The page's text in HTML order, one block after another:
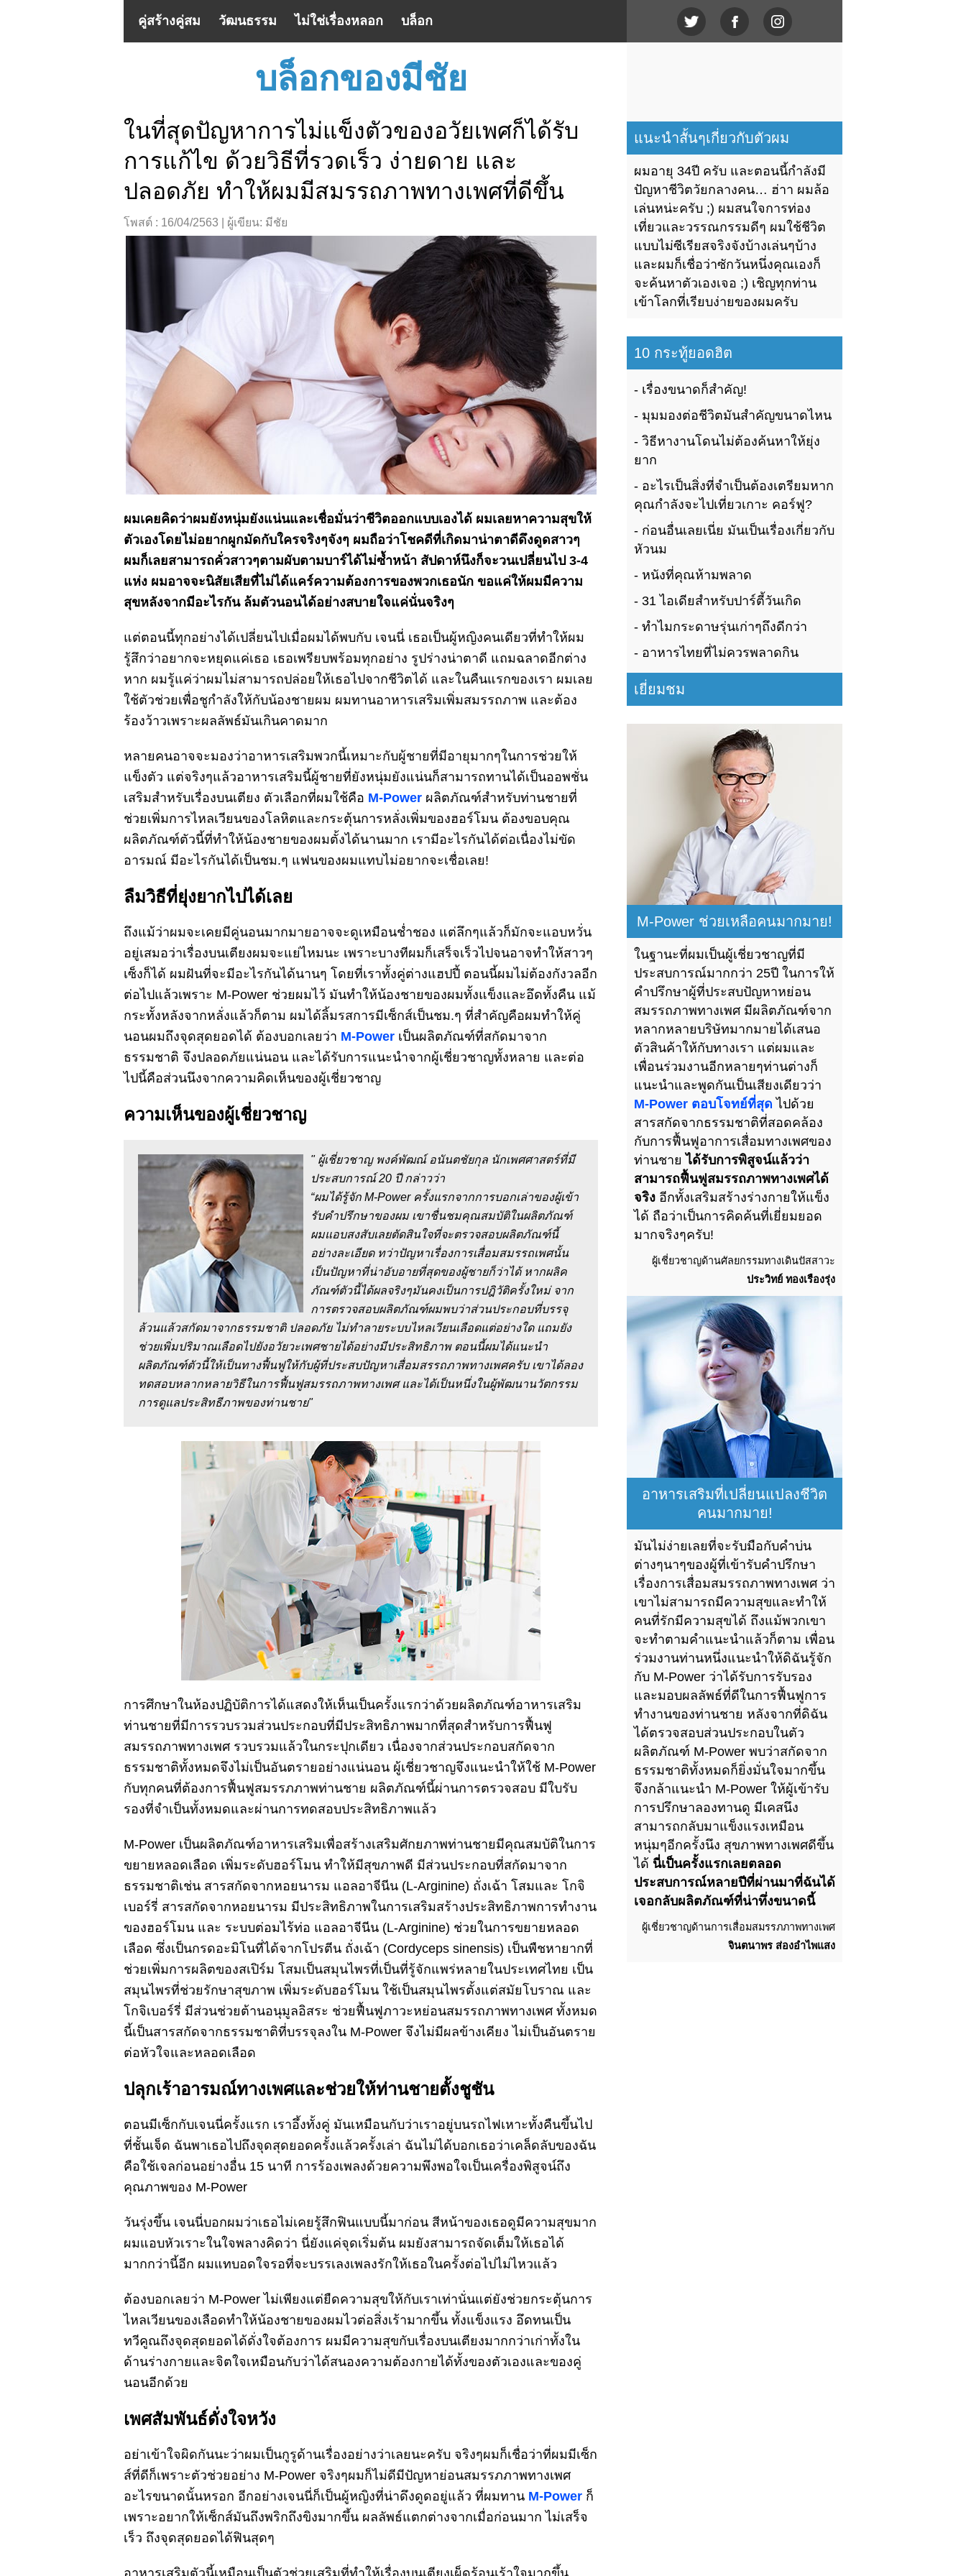
คู่สร้างคู่สม วัฒนธรรม ไม่ใช่เรื่องหลอก บล็อก
บล็อกของมีชัย
ในที่สุดปัญหาการไม่แข็งตัวของอวัยเพศก็ได้รับ
การแก้ไข ด้วยวิธีที่รวดเร็ว ง่ายดาย และ
ปลอดภัย ทำให้ผมมีสมรรถภาพทางเพศที่ดีขึ้น
โพสต์ : 16/04/2563 | ผู้เขียน: มีชัย
ผมเคยคิดว่าผมยังหนุ่มยังแน่นและเชื่อมั่นว่าชีวิตออกแบบเองได้ ผมเลยหาความสุขให้
ตัวเองโดยไม่อยากผูกมัดกับใครจริงๆจังๆ ผมถือว่าโชคดีที่เกิดมาน่าตาดีดึงดูดสาวๆ
ผมก็เลยสามารถคั่วสาวๆตามผับตามบาร์ได้ไม่ซ้ำหน้า สัปดาห์นึงก็จะวนเปลี่ยนไป 3-4
แห่ง ผมอาจจะนิสัยเสียที่ไม่ได้แคร์ความต้องการของพวกเธอนัก ขอแค่ให้ผมมีความ
สุขหลังจากมีอะไรกัน ล้มตัวนอนได้อย่างสบายใจแค่นั่นจริงๆ
แต่ตอนนี้ทุกอย่างได้เปลี่ยนไปเมื่อผมได้พบกับ เจนนี่ เธอเป็นผู้หญิงคนเดียวที่ทำให้ผม
รู้สึกว่าอยากจะหยุดแค่เธอ เธอเพรียบพร้อมทุกอย่าง รูปร่างน่าตาดี แถมฉลาดอีกต่าง
หาก ผมรู้แค่ว่าผมไม่สามารถปล่อยให้เธอไปจากชีวิตได้ และในคืนแรกของเรา ผมเลย
ใช้ตัวช่วยเพื่อชูกำลังให้กับน้องชายผม ผมทานอาหารเสริมเพิ่มสมรรถภาพ และต้อง
ร้องว้าวเพราะผลลัพธ์มันเกินคาดมาก
หลายคนอาจจะมองว่าอาหารเสริมพวกนี้เหมาะกับผู้ชายที่มีอายุมากๆในการช่วยให้
แข็งตัว แต่จริงๆแล้วอาหารเสริมนี้ผู้ชายที่ยังหนุ่มยังแน่นก็สามารถทานได้เป็นออพชั่น
เสริมสำหรับเรื่องบนเตียง ตัวเลือกที่ผมใช้คือ M-Power ผลิตภัณฑ์สำหรับท่านชายที่
ช่วยเพิ่มการไหลเวียนของโลหิตและกระตุ้นการหลั่งเพิ่มของฮอร์โมน ต้องขอบคุณ
ผลิตภัณฑ์ตัวนี้ที่ทำให้น้องชายของผมตั้งได้นานมาก เรามีอะไรกันได้ต่อเนื่องไม่ขัด
อารมณ์ มีอะไรกันได้เป็นชม.ๆ แฟนของผมแทบไม่อยากจะเชื่อเลย!
ลืมวิธีที่ยุ่งยากไปได้เลย
ถึงแม้ว่าผมจะเคยมีคู่นอนมากมายอาจจะดูเหมือนช่ำชอง แต่ลึกๆแล้วก็มักจะแอบหวั่น
อยู่เสมอว่าเรื่องบนเตียงผมจะแย่ไหมนะ เพราะบางทีผมก็เสร็จเร็วไปจนอาจทำให้สาวๆ
เซ็งก็ได้ ผมฝันที่จะมีอะไรกันได้นานๆ โดยที่เราทั้งคู่ต่างแฮปปี้ ตอนนี้ผมไม่ต้องกังวลอีก
ต่อไปแล้วเพราะ M-Power ช่วยผมไว้ มันทำให้น้องชายของผมทั้งแข็งและอึดทั้งคืน แม้
กระทั้งหลังจากหลั่งแล้วก็ตาม ผมได้ลิ้มรสการมีเซ็กส์เป็นชม.ๆ ที่สำคัญคือผมทำให้คู่
นอนผมถึงจุดสุดยอดได้ ต้องบอกเลยว่า M-Power เป็นผลิตภัณฑ์ที่สกัดมาจาก
ธรรมชาติ จึงปลอดภัยแน่นอน และได้รับการแนะนำจากผู้เชี่ยวชาญทั้งหลาย และต่อ
ไปนี้คือส่วนนึงจากความคิดเห็นของผู้เชี่ยวชาญ
ความเห็นของผู้เชี่ยวชาญ
" ผู้เชี่ยวชาญ พงค์พัฒณ์ อนันตชัยกุล นักเพศศาสตร์ที่มี
ประสบการณ์ 20 ปีกล่าวว่า
“ผมได้รู้จัก M-Power ครั้งแรกจากการบอกเล่าของผู้เข้า
รับคำปรึกษาของผม เขาชื่นชมคุณสมบัติในผลิตภัณฑ์
ผมแอบสงสับเลยตัดสินใจที่จะตรวจสอบผลิตภัณฑ์นี้
อย่างละเอียด ทว่าปัญหาเรื่องการเสื่อมสมรรถเพศนั้น
เป็นปัญหาที่น่าอับอายที่สุดของผู้ชายก็ว่าได้ หากผลิค
ภัณฑ์ตัวนี้ได้ผลจริงๆมันคงเป็นการปฎิวัติครั้งใหม่ จาก
การตรวจสอบผลิตภัณฑ์ผมพบว่าส่วนประกอบที่บรรจุ
ล้วนแล้วสกัดมาจากธรรมชาติ ปลอดภัย ไม่ทำลายระบบไหลเวียนเลือดแต่อย่างใด แถมยัง
ช่วยเพิ่มปริมาณเลือดไปยังอวัยวะเพศชายได้อย่างมีประสิทธิภาพ ตอนนี้ผมได้แนะนำ
ผลิตภัณฑ์ตัวนี้ให้เป็นทางฟื้นฟูให้กับผู้ที่ประสบปัญหาเสื่อมสรรถภาพทางเพศครับ เขาได้ลอง
ทดสอบหลากหลายวิธีในการฟื้นฟูสมรรถภาพทางเพศ และได้เป็นหนึ่งในผู้พัฒนานวัตกรรม
การดูแลประสิทธีภาพของท่านชาย"
การศึกษาในห้องปฏิบัติการได้แสดงให้เห็นเป็นครั้งแรกว่าด้วยผลิตภัณฑ์อาหารเสริม
ท่านชายที่มีการรวบรวมส่วนประกอบที่มีประสิทธิภาพมากที่สุดสำหรับการฟื้นฟู
สมรรถภาพทางเพศ รวบรวมแล้วในกระปุกเดียว เนื่องจากส่วนประกอบสกัดจาก
ธรรมชาติทั้งหมดจึงไม่เป็นอันตรายอย่างแน่นอน ผู้เชี่ยวชาญจึงแนะนำให้ใช้ M-Power
กับทุกคนที่ต้องการฟื้นฟูสมรรภภาพท่านชาย ผลิตภัณฑ์นี้ผ่านการตรวจสอบ มีใบรับ
รองที่จำเป็นทั้งหมดและผ่านการทดสอบประสิทธิภาพแล้ว
M-Power เป็นผลิตภัณฑ์อาหารเสริมเพื่อสร้างเสริมศักยภาพท่านชายมีคุณสมบัติในการ
ขยายหลอดเลือด เพิ่มระดับฮอร์โมน ทำให้มีสุขภาพดี มีส่วนประกอบที่สกัดมาจาก
ธรรมชาติเช่น สารสกัดจากหอยนารม แอลอาจีนีน (L-Arginine) ถั่งเฉ้า โสมและ โกจิ
เบอร์รี่ สารสกัดจากหอยนารม มีประสิทธิภาพในการเสริมสร้างประสิทธิภาพการทำงาน
ของฮอร์โมน และ ระบบต่อมไร้ท่อ แอลอาจีนีน (L-Arginine) ช่วยในการขยายหลอด
เลือด ซึ่งเป็นกรดอะมิโนที่ได้จากโปรตีน ถั่งเฉ้า (Cordyceps sinensis) เป็นพืชหายากที่
ช่วยเพิ่มการผลิตของสเปิร์ม โสมเป็นสมุนไพรที่เป็นที่รู้จักแพร่หลายในประเทศไทย เป็น
สมุนไพรที่ช่วยรักษาสุขภาพ เพิ่มระดับฮอร์โมน ใช้เป็นสมุนไพรตั้งแต่สมัยโบราณ และ
โกจิเบอร์รี่ มีส่วนช่วยต้านอนุมูลอิสระ ช่วยฟื้นฟูภาวะหย่อนสมรรถภาพทางเพศ ทั้งหมด
นี้เป็นสารสกัดจากธรรมชาติที่บรรจุลงใน M-Power จึงไม่มีผลข้างเคียง ไม่เป็นอันตราย
ต่อหัวใจและหลอดเลือด
ปลุกเร้าอารมณ์ทางเพศและช่วยให้ท่านชายตั้งชูชัน
ตอนมีเซ็กกับเจนนี่ครั้งแรก เราอึ้งทั้งคู่ มันเหมือนกับว่าเราอยู่บนรถไฟเหาะทั้งคืนขึ้นไป
ที่ชั้นเจ็ด ฉันพาเธอไปถึงจุดสุดยอดครั้งแล้วครั้งเล่า ฉันไม่ได้บอกเธอว่าเคล็ดลับของฉัน
คือใช้เจลก่อนอย่างอื่น 15 นาที การร้องเพลงด้วยความพึงพอใจเป็นเครื่องพิสูจน์ถึง
คุณภาพของ M-Power
วันรุ่งขึ้น เจนนี่บอกผมว่าเธอไม่เคยรู้สึกฟินแบบนี้มาก่อน สีหน้าของเธอดูมีความสุขมาก
ผมแอบหัวเราะในใจพลางคิดว่า นี่ยังแค่จุดเริ่มต้น ผมยังสามารถจัดเต็มให้เธอได้
มากกว่านี้อีก ผมแทบอดใจรอที่จะบรรเลงเพลงรักให้เธอในครั้งต่อไปไม่ไหวแล้ว
ต้องบอกเลยว่า M-Power ไม่เพียงแต่ยืดความสุขให้กับเราเท่านั่นแต่ยังช่วยกระตุ้นการ
ไหลเวียนของเลือดทำให้น้องชายของผมไวต่อสิ่งเร้ามากขึ้น ทั้งแข็งแรง อึดทนเป็น
ทวีคูณถึงจุดสุดยอดได้ดั่งใจต้องการ ผมมีความสุขกับเรื่องบนเตียงมากกว่าเก่าทั้งใน
ด้านร่างกายและจิตใจเหมือนกับว่าได้สนองความต้องกายได้ทั้งของตัวเองและของคู่
นอนอีกด้วย
เพศสัมพันธ์ดั่งใจหวัง
อย่าเข้าใจผิดกันนะว่าผมเป็นกูรูด้านเรื่องอย่างว่าเลยนะครับ จริงๆผมก็เชื่อว่าที่ผมมีเซ็ก
ส์ที่ดีก็เพราะตัวช่วยอย่าง M-Power จริงๆผมก็ไม่ดีมีปัญหาย่อนสมรรภภาพทางเพศ
อะไรขนาดนั้นหรอก อีกอย่างเจนนี่ก็เป็นผู้หญิงที่น่าดึงดูดอยู่แล้ว ที่ผมทาน M-Power ก็
เพราะอยากให้เซ็กส์มันถึงพริกถึงขิงมากขึ้น ผลลัพธ์แตกต่างจากเมื่อก่อนมาก ไม่เสร็จ
เร็ว ถึงจุดสุดยอดได้ฟินสุดๆ
อาหารเสริมตัวนี้เหมือนเป็นตัวช่วยเสริมที่ทำให้เรื่องบนเตียงเผ็ดร้อนเร้าใจมากขึ้น
แนะนำสั้นๆเกี่ยวกับตัวผม
ผมอายุ 34ปี ครับ และตอนนี้กำลังมี
ปัญหาชีวิตวัยกลางคน… ฮ่าา ผมล้อ
เล่นหน่ะครับ ;) ผมสนใจการท่อง
เที่ยวและวรรณกรรมดีๆ ผมใช้ชีวิต
แบบไม่ซีเรียสจริงจังบ้างเล่นๆบ้าง
และผมก็เชื่อว่าซักวันหนึ่งคุณเองก็
จะค้นหาตัวเองเจอ ;) เชิญทุกท่าน
เข้าโลกที่เรียบง่ายของผมครับ
10 กระทู้ยอดฮิต
เรื่องขนาดก็สำคัญ!
มุมมองต่อชีวิตมันสำคัญขนาดไหน
วิธีหางานโดนไม่ต้องค้นหาให้ยุ่ง
ยาก
อะไรเป็นสิ่งที่จำเป็นต้องเตรียมหาก
คุณกำลังจะไปเที่ยวเกาะ คอร์ฟู?
ก่อนอื่นเลยเนี่ย มันเป็นเรื่องเกี่ยวกับ
หัวนม
หนังที่คุณห้ามพลาด
31 ไอเดียสำหรับปาร์ตี้วันเกิด
ทำไมกระดาษรุ่นเก่าๆถึงดีกว่า
อาหารไทยที่ไม่ควรพลาดกิน
เยี่ยมชม
M-Power ช่วยเหลือคนมากมาย!
ในฐานะที่ผมเป็นผู้เชี่ยวชาญที่มี
ประสบการณ์มากกว่า 25ปี ในการให้
คำปรึกษาผู้ที่ประสบปัญหาหย่อน
สมรรถภาพทางเพศ มีผลิตภัณฑ์จาก
หลากหลายบริษัทมากมายได้เสนอ
ตัวสินค้าให้กับทางเรา แต่ผมและ
เพื่อนร่วมงานอีกหลายๆท่านต่างก็
แนะนำและพูดกันเป็นเสียงเดียวว่า
M-Power ตอบโจทย์ที่สุด ไปด้วย
สารสกัดจากธรรมชาติที่สอดคล้อง
กับการฟื้นฟูอาการเสื่อมทางเพศของ
ท่านชาย ได้รับการพิสูจน์แล้วว่า
สามารถฟื้นฟูสมรรถภาพทางเพศได้
จริง อีกทั้งเสริมสร้างร่างกายให้แข็ง
ได้ ถือว่าเป็นการคิดค้นที่เยี่ยมยอด
มากจริงๆครับ!
ผู้เชี่ยวชาญด้านศัลยกรรมทางเดินปัสสาวะ
ประวิทย์ ทองเรืองรุ่ง
อาหารเสริมที่เปลี่ยนแปลงชีวิต
คนมากมาย!
มันไม่ง่ายเลยที่จะรับมือกับคำบ่น
ต่างๆนาๆของผู้ที่เข้ารับคำปรึกษา
เรื่องการเสื่อมสมรรถภาพทางเพศ ว่า
เขาไม่สามารถมีความสุขและทำให้
คนที่รักมีความสุขได้ ถึงแม้พวกเขา
จะทำตามคำแนะนำแล้วก็ตาม เพื่อน
ร่วมงานท่านหนึ่งแนะนำให้ดิฉันรู้จัก
กับ M-Power ว่าได้รับการรับรอง
และมอบผลลัพธ์ที่ดีในการฟื้นฟูการ
ทำงานของท่านชาย หลังจากที่ดิฉัน
ได้ตรวจสอบส่วนประกอบในตัว
ผลิตภัณฑ์ M-Power พบว่าสกัดจาก
ธรรมชาติทั้งหมดก็ยิ่งมั่นใจมากขึ้น
จึงกล้าแนะนำ M-Power ให้ผู้เข้ารับ
การปรึกษาลองทานดู มีเคสนึง
สามารถกลับมาแข็งแรงเหมือน
หนุ่มๆอีกครั้งนึง สุขภาพทางเพศดีขึ้น
ได้ นี่เป็นครั้งแรกเลยตลอด
ประสบการณ์หลายปีที่ผ่านมาที่ฉันได้
เจอกลับผลิตภัณฑ์ที่น่าทึ่งขนาดนี้
ผู้เชี่ยวชาญด้านการเสื่อมสมรรภภาพทางเพศ
จินตนาพร ส่องอำไพแสง